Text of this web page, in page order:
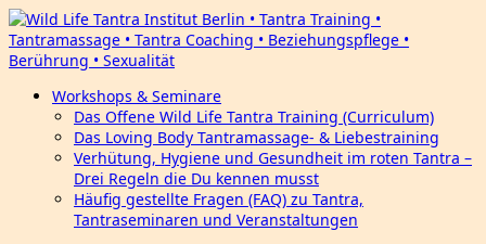
Workshops & Seminare
Das Offene Wild Life Tantra Training (Curriculum)
Das Loving Body Tantramassage- & Liebestraining
Verhütung, Hygiene und Gesundheit im roten Tantra –
Drei Regeln die Du kennen musst
Häufig gestellte Fragen (FAQ) zu Tantra,
Tantraseminaren und Veranstaltungen